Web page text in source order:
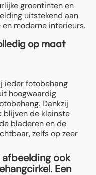
groentinten en
uitstekend aan
moderne interieurs.
op maat
ieder fotobehang
hoogwaardig
Dankzij
blijven de kleinste
bladeren en de
zelfs op zeer
ook
Een